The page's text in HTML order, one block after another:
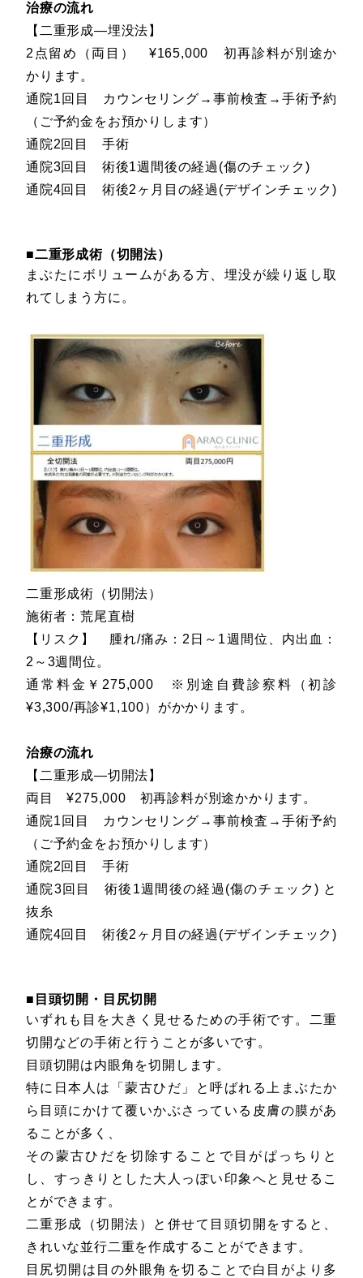
治療の流れ
【二重形成―埋没法】
2点留め（両目） ¥165,000 初再診料が別途か
かります。
通院1回目 カウンセリング→事前検査→手術予約
（ご予約金をお預かりします）
通院2回目 手術
通院3回目 術後1週間後の経過(傷のチェック)
通院4回目 術後2ヶ月目の経過(デザインチェック)
■二重形成術（切開法）
まぶたにボリュームがある方、埋没が繰り返し取
れてしまう方に。
二重形成術（切開法）
施術者：荒尾直樹
【リスク】 腫れ/痛み：2日～1週間位、内出血：
2～3週間位。
通常料金￥275,000 ※別途自費診察料（初診
¥3,300/再診¥1,100）がかかります。
治療の流れ
【二重形成―切開法】
両目 ¥275,000 初再診料が別途かかります。
通院1回目 カウンセリング→事前検査→手術予約
（ご予約金をお預かりします）
通院2回目 手術
通院3回目 術後1週間後の経過(傷のチェック) と
抜糸
通院4回目 術後2ヶ月目の経過(デザインチェック)
■目頭切開・目尻切開
いずれも目を大きく見せるための手術です。二重
切開などの手術と行うことが多いです。
目頭切開は内眼角を切開します。
特に日本人は「蒙古ひだ」と呼ばれる上まぶたか
ら目頭にかけて覆いかぶさっている皮膚の膜があ
ることが多く、
その蒙古ひだを切除することで目がぱっちりと
し、すっきりとした大人っぽい印象へと見せるこ
とができます。
二重形成（切開法）と併せて目頭切開をすると、
きれいな並行二重を作成することができます。
目尻切開は目の外眼角を切ることで白目がより多